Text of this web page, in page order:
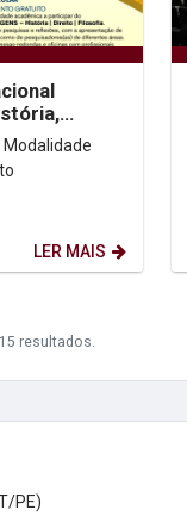
Modalidade
LER MAIS
resultados.
PE)